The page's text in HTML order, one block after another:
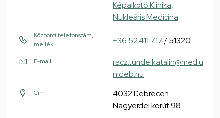
Képalkotó Klinika,
Nukleáris Medicina
Központi telefonszám,
mellék
+36 52 411 717/ 51320
E-mail
racz.tunde.katalin@med.u
nideb.hu
Cím
4032 Debrecen
Nagyerdei körút 98